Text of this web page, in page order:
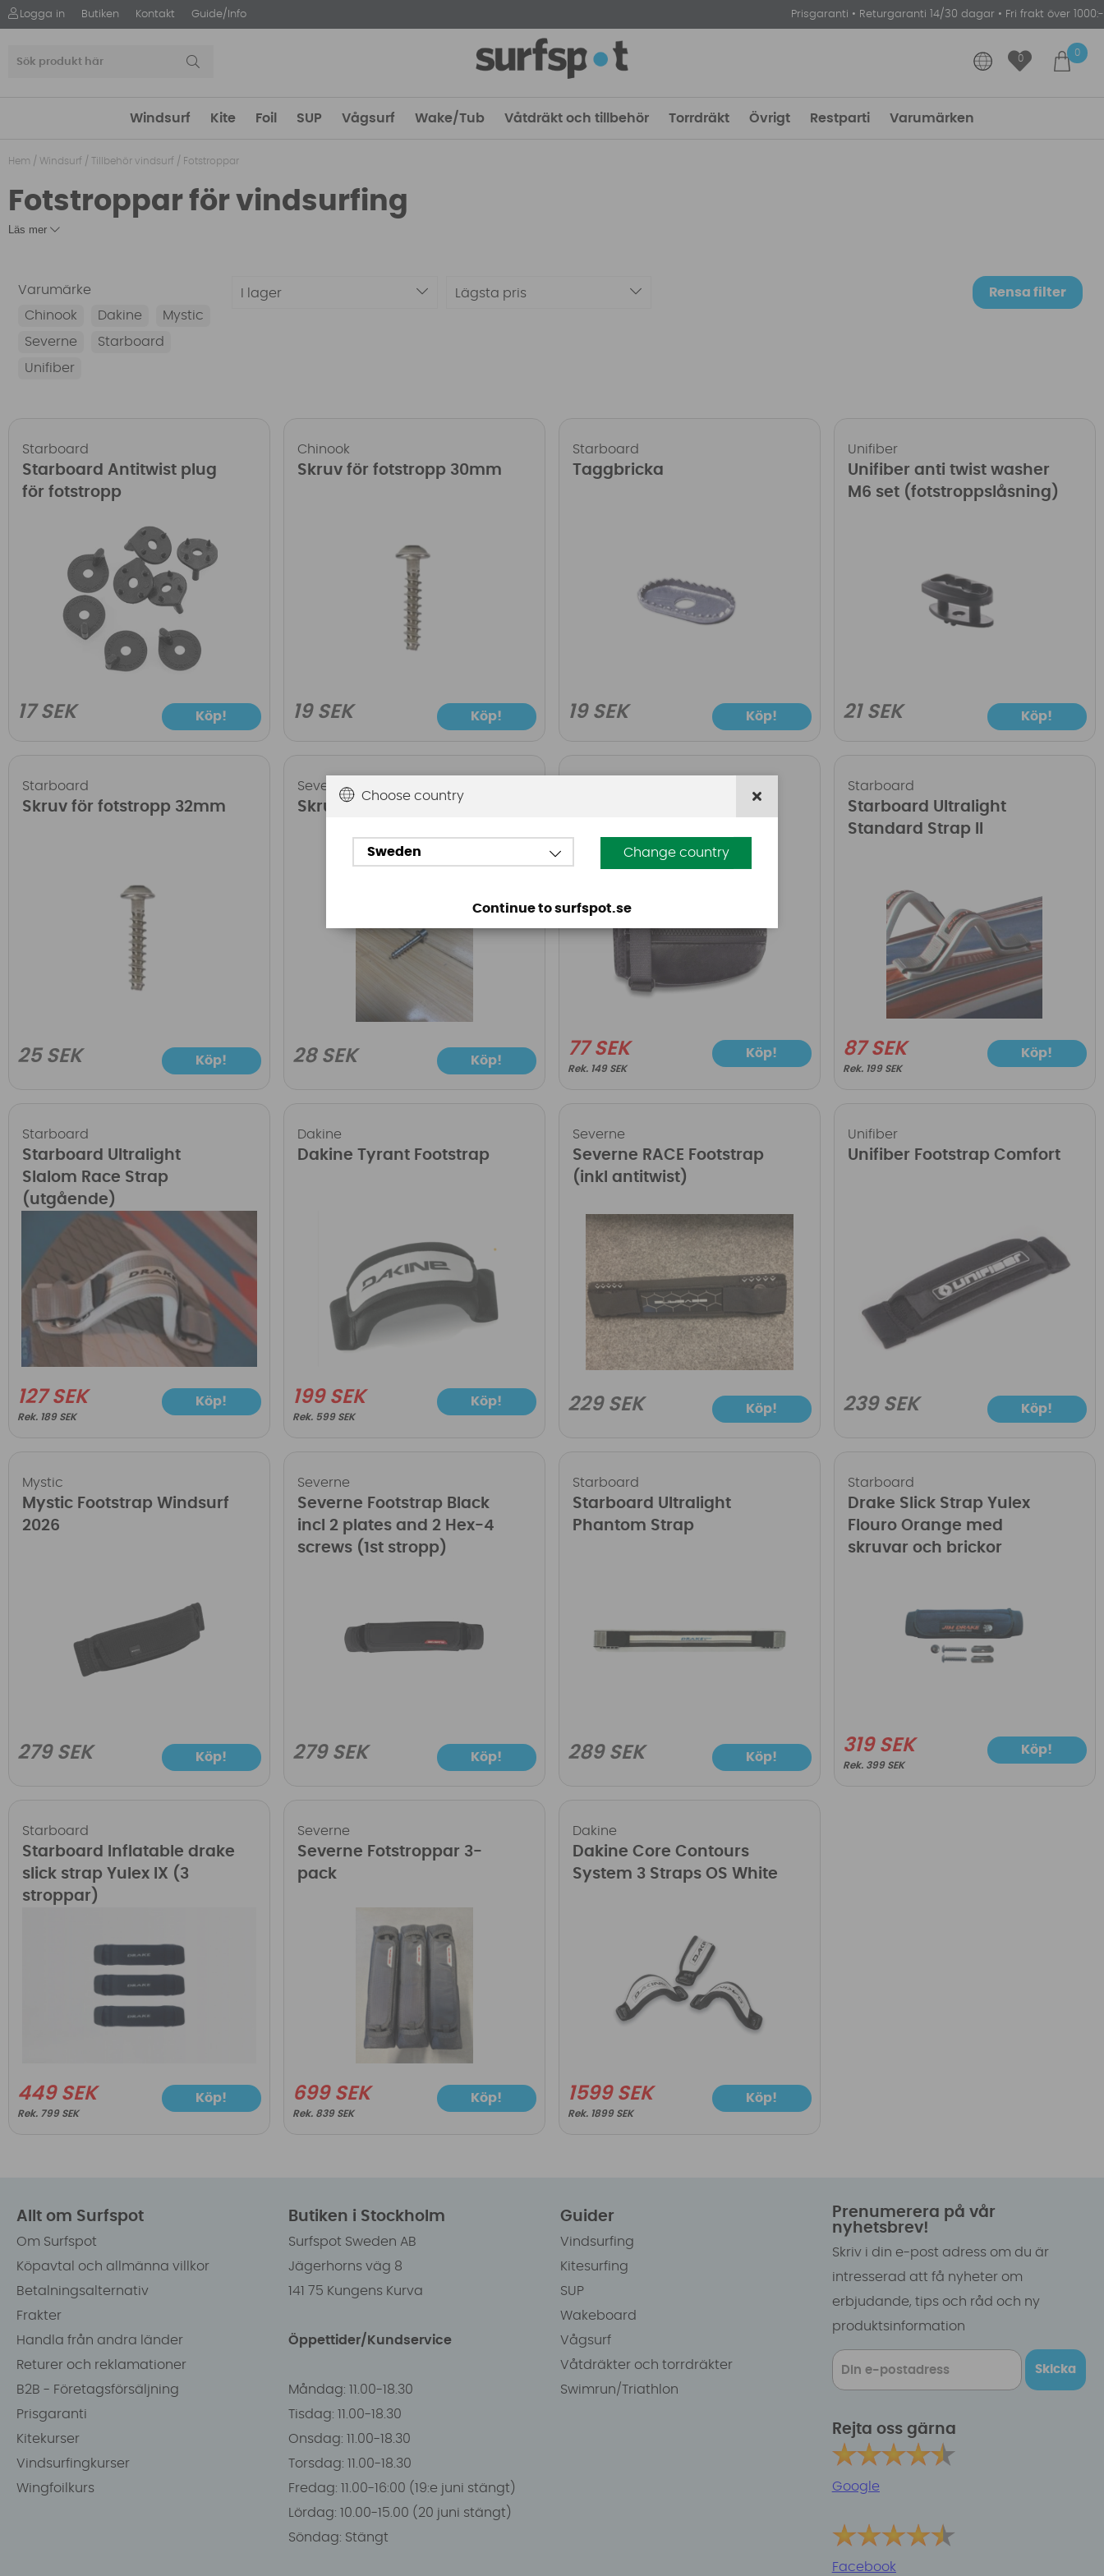
Logga in Butiken Kontakt Guide/Info Prisgaranti • Returgaranti 14/30 dagar • Fri frakt över 1000:-
0
0
Windsurf Kite Foil SUP Vågsurf Wake/Tub Våtdräkt och tillbehör Torrdräkt Övrigt Restparti Varumärken
Hem / Windsurf / Tillbehör vindsurf / Fotstroppar
Fotstroppar för vindsurfing
Läs mer
Lägsta pris
Varumärke
Chinook
Dakine
Mystic
Severne
Starboard
Unifiber
I lager Rensa filter
Starboard
Starboard Antitwist plug
för fotstropp
17 SEK Köp!
Chinook
Skruv för fotstropp 30mm
19 SEK Köp!
Starboard
Taggbricka
19 SEK Köp!
Unifiber
Unifiber anti twist washer
M6 set (fotstroppslåsning)
21 SEK Köp!
Starboard
Skruv för fotstropp 32mm
25 SEK Köp!
Severne
Skruv för fotstropp Hex-4
28 SEK Köp!
77 SEK
149 SEK
Köp!
Starboard
Starboard Ultralight
Standard Strap II
87 SEK
199 SEK
Köp!
Starboard
Starboard Ultralight
Slalom Race Strap
(utgående)
127 SEK
189 SEK
Köp!
Dakine
Dakine Tyrant Footstrap
199 SEK
599 SEK
Köp!
Severne
Severne RACE Footstrap
(inkl antitwist)
229 SEK Köp!
Unifiber
Unifiber Footstrap Comfort
239 SEK Köp!
Mystic
Mystic Footstrap Windsurf
2026
279 SEK Köp!
Severne
Severne Footstrap Black
incl 2 plates and 2 Hex-4
screws (1st stropp)
279 SEK Köp!
Starboard
Starboard Ultralight
Phantom Strap
289 SEK Köp!
Starboard
Drake Slick Strap Yulex
Flouro Orange med
skruvar och brickor
319 SEK
399 SEK
Köp!
Starboard
Starboard Inflatable drake
slick strap Yulex IX (3
stroppar)
449 SEK
799 SEK
Köp!
Severne
Severne Fotstroppar 3-
pack
699 SEK
839 SEK
Köp!
Dakine
Dakine Core Contours
System 3 Straps OS White
1599 SEK
1899 SEK
Köp!
Allt om Surfspot
Om Surfspot
Köpavtal och allmänna villkor
Betalningsalternativ
Frakter
Handla från andra länder
Returer och reklamationer
B2B - Företagsförsäljning
Prisgaranti
Kitekurser
Vindsurfingkurser
Wingfoilkurs
Butiken i Stockholm
Surfspot Sweden AB
Jägerhorns väg 8
141 75 Kungens Kurva
Öppettider/Kundservice
Måndag: 11.00-18.30
Tisdag: 11.00-18.30
Onsdag: 11.00-18.30
Torsdag: 11.00-18.30
Fredag: 11.00-16:00 (19:e juni stängt)
Lördag: 10.00-15.00 (20 juni stängt)
Söndag: Stängt
Guider
Vindsurfing
Kitesurfing
SUP
Wakeboard
Vågsurf
Våtdräkter och torrdräkter
Swimrun/Triathlon
Prenumerera på vår
nyhetsbrev!
Skriv i din e-post adress om du är
intresserad att få nyheter om
erbjudande, tips och råd och ny
produktsinformation
Skicka
Rejta oss gärna
Google
Facebook
Choose country
Sweden Change country
Continue to surfspot.se